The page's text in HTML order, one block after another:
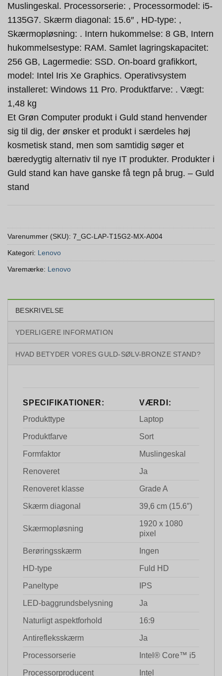
Muslingeskal. Processorserie: , Processormodel: i5-
1135G7. Skærm diagonal: 15.6″ , HD-type: ,
Skærmopløsning: . Intern hukommelse: 8 GB, Intern
hukommelsestype: RAM. Samlet lagringskapacitet:
256 GB, Lagermedie: SSD. On-board grafikkort,
model: Intel Iris Xe Graphics. Operativsystem
installeret: Windows 11 Pro. Produktfarve: . Vægt:
1,48 kg
Et Grøn Computer produkt i Guld stand henvender
sig til dig, der ønsker et produkt i særdeles høj
kosmetisk stand, men som samtidig søger et
bæredygtig alternativ til nye IT produkter. Produkter i
Guld stand kan have ganske få tegn på brug. – Guld
stand
Varenummer (SKU): 7_GC-LAP-T15G2-MX-A004
Kategori: Lenovo
Varemærke: Lenovo
BESKRIVELSE
YDERLIGERE INFORMATION
HVAD BETYDER VORES GULD-SØLV-BRONZE STAND?
SPECIFIKATIONER:
VÆRDI:
Produkttype
Laptop
Produktfarve Sort
Formfaktor Muslingeskal
Renoveret Ja
Renoveret klasse Grade A
Skærm diagonal 39,6 cm (15.6″)
Skærmopløsning
1920 x 1080
pixel
Berøringsskærm Ingen
HD-type Fuld HD
Paneltype IPS
LED-baggrundsbelysning Ja
Naturligt aspektforhold 16:9
Antirefleksskærm Ja
Processorserie Intel® Core™ i5
Processorproducent Intel